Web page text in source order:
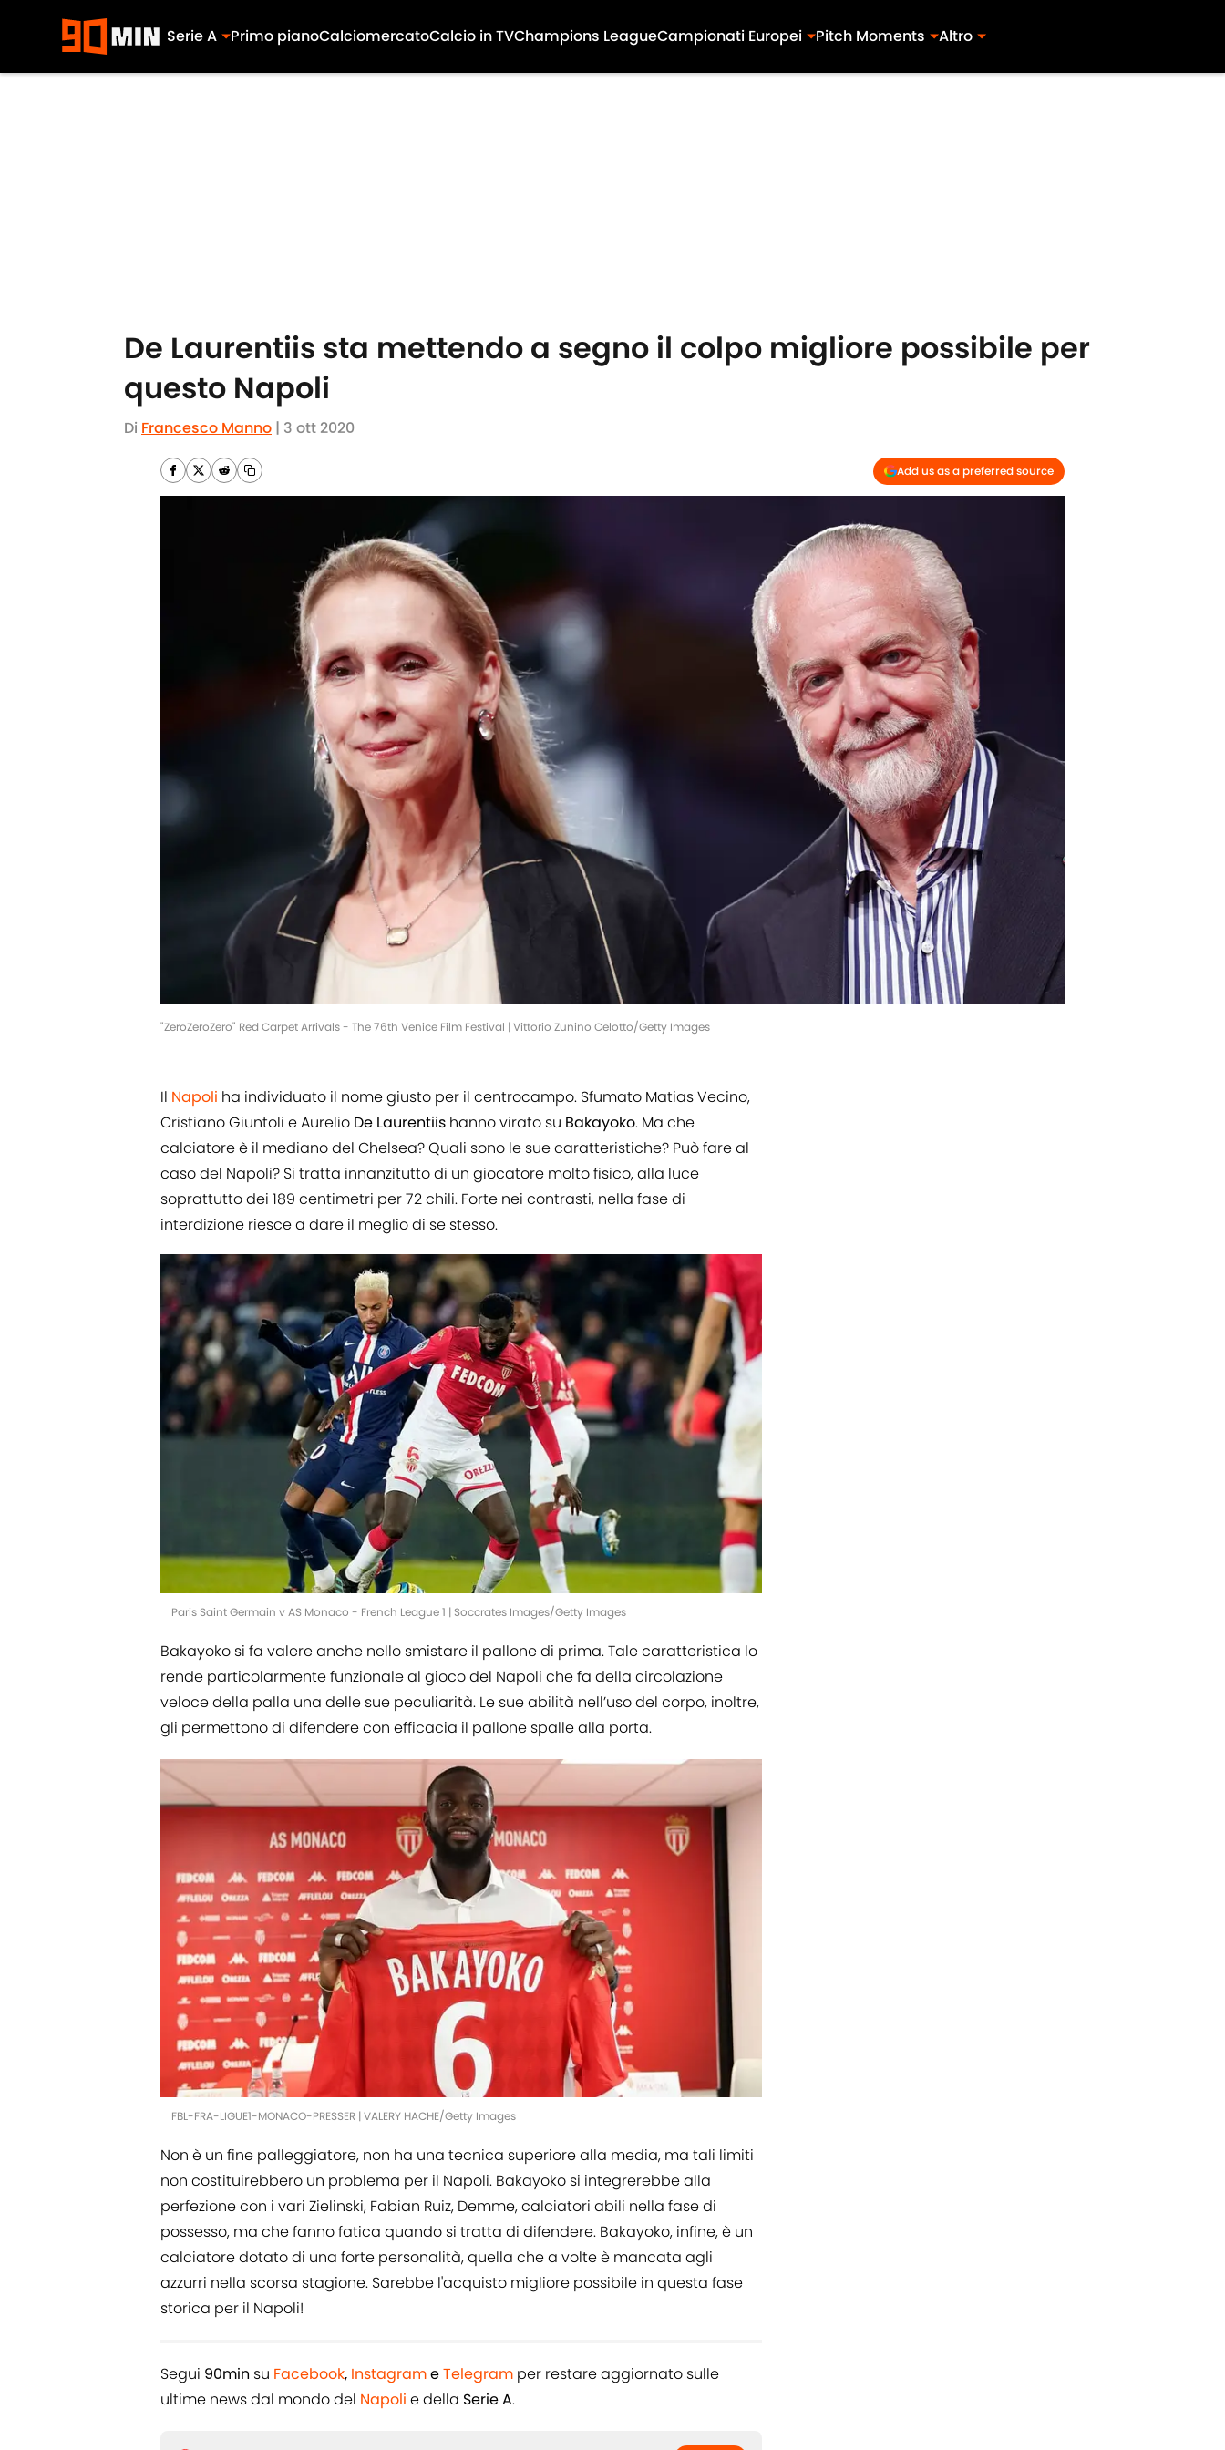
Serie A Primo pianoCalciomercatoCalcio in TVChampions LeagueCampionati Europei Pitch Moments Altro
De Laurentiis sta mettendo a segno il colpo migliore possibile per
questo Napoli
Di Francesco Manno | 3 ott 2020
Add us as a preferred source
"ZeroZeroZero" Red Carpet Arrivals - The 76th Venice Film Festival | Vittorio Zunino Celotto/Getty Images
Il Napoli ha individuato il nome giusto per il centrocampo. Sfumato Matias Vecino,
Cristiano Giuntoli e Aurelio De Laurentiis hanno virato su Bakayoko. Ma che
calciatore è il mediano del Chelsea? Quali sono le sue caratteristiche? Può fare al
caso del Napoli? Si tratta innanzitutto di un giocatore molto fisico, alla luce
soprattutto dei 189 centimetri per 72 chili. Forte nei contrasti, nella fase di
interdizione riesce a dare il meglio di se stesso.
Paris Saint Germain v AS Monaco - French League 1 | Soccrates Images/Getty Images
Bakayoko si fa valere anche nello smistare il pallone di prima. Tale caratteristica lo
rende particolarmente funzionale al gioco del Napoli che fa della circolazione
veloce della palla una delle sue peculiarità. Le sue abilità nell’uso del corpo, inoltre,
gli permettono di difendere con efficacia il pallone spalle alla porta.
FBL-FRA-LIGUE1-MONACO-PRESSER | VALERY HACHE/Getty Images
Non è un fine palleggiatore, non ha una tecnica superiore alla media, ma tali limiti
non costituirebbero un problema per il Napoli. Bakayoko si integrerebbe alla
perfezione con i vari Zielinski, Fabian Ruiz, Demme, calciatori abili nella fase di
possesso, ma che fanno fatica quando si tratta di difendere. Bakayoko, infine, è un
calciatore dotato di una forte personalità, quella che a volte è mancata agli
azzurri nella scorsa stagione. Sarebbe l'acquisto migliore possibile in questa fase
storica per il Napoli!
Segui 90min su Facebook, InstagrameTelegram per restare aggiornato sulle
ultime news dal mondo del Napoli e della Serie A.